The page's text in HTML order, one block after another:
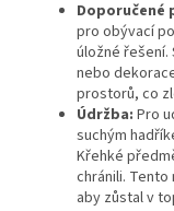
Doporučené
pro obývací
úložné řešení.
nebo
prostorů, co
Údržba: Pro
suchým
Křehké
chránili.
aby zůstal v